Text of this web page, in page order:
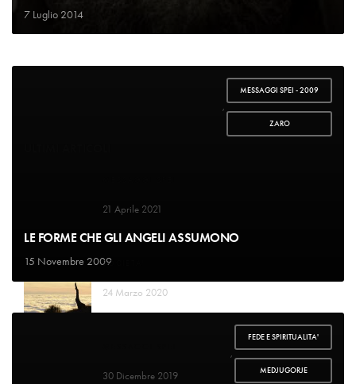
7 Luglio 2014
MESSAGGI SPEI - 2009
ZARO
LE FORME CHE GLI ANGELI ASSUMONO
15 Novembre 2009
FEDE E SPIRITUALITA'
,
MEDJUGORJE
21 Aprile 2021
SOCIETA'
24 Marzo 2020
30 Dicembre 2019